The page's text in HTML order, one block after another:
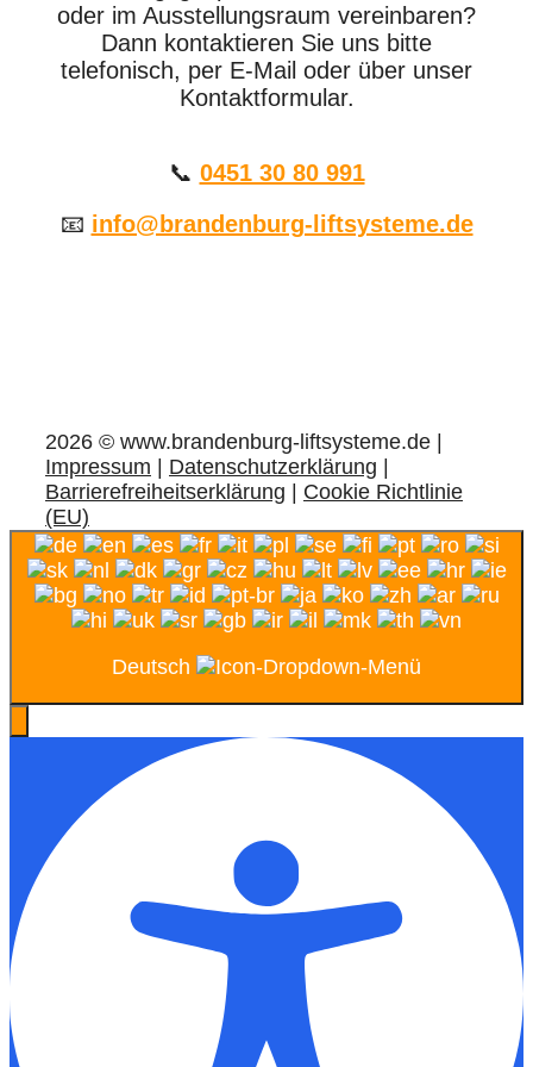
oder im Ausstellungsraum vereinbaren?
Dann kontaktieren Sie uns bitte
telefonisch, per E-Mail oder über unser
Kontaktformular.
📞 0451 30 80 991
📧 info@brandenburg-liftsysteme.de
2026 © www.brandenburg-liftsysteme.de |
Impressum
Datenschutzerklärung
Barrierefreiheitserklärung
Cookie Richtlinie
(EU)
Deutsch